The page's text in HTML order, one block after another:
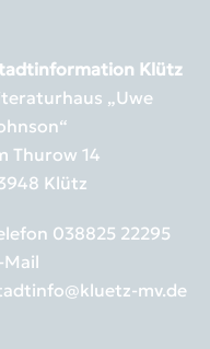
Klütz
„Uwe
Thurow 14
Klütz
038825 22295
Mail
mv.de